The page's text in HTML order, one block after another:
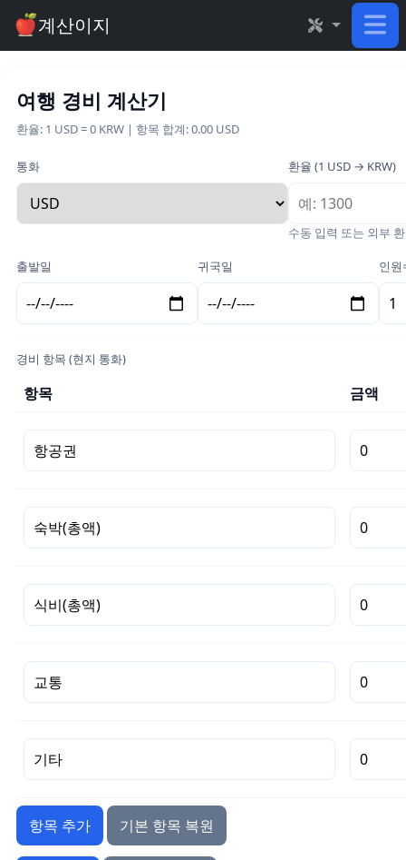
계산이지
여행 경비 계산기
환율: 1 USD = 0 KRW | 항목 합계: 0.00 USD
통화 환율 (1 USD → KRW)
수동 입력 또는 외부
출발일 귀국일 인원
경비 항목 (현지 통화)
항목 금액
항목 추가 기본 항목 복원